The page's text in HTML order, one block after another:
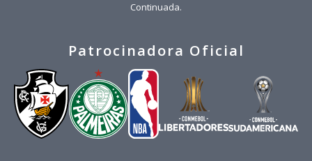
Continuada.
Patrocinadora Oficial